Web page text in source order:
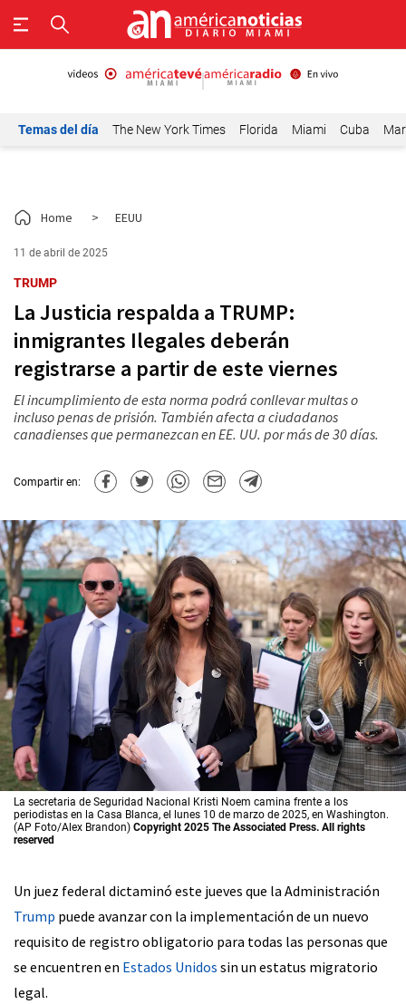
Temas del día The New York Times Florida Miami Cuba
Home > EEUU
11 de abril de 2025
TRUMP
La Justicia respalda a TRUMP:
inmigrantes Ilegales deberán
registrarse a partir de este viernes
El incumplimiento de esta norma podrá conllevar multas o
incluso penas de prisión. También afecta a ciudadanos
canadienses que permanezcan en EE. UU. por más de 30 días.
Compartir en:
La secretaria de Seguridad Nacional Kristi Noem camina frente a los
periodistas en la Casa Blanca, el lunes 10 de marzo de 2025, en Washington.
(AP Foto/Alex Brandon) Copyright 2025 The Associated Press. All rights
reserved
Un juez federal dictaminó este jueves que la Administración
Trump puede avanzar con la implementación de un nuevo
requisito de registro obligatorio para todas las personas que
se encuentren en Estados Unidos sin un estatus migratorio
legal.